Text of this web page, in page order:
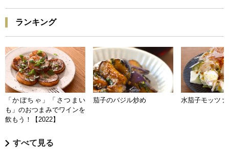
ランキング
「かぼちゃ」「さつまい
も」のおつまみでワインを
飲もう！【2022】
茄子のバジル炒め 水茄子モッツァ
すべて見る